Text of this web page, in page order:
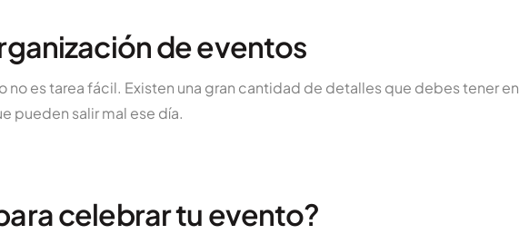
de eventos
no es tarea fácil. Existen una gran cantidad de detalles que debes tener en
pueden salir mal ese día.
celebrar tu evento?